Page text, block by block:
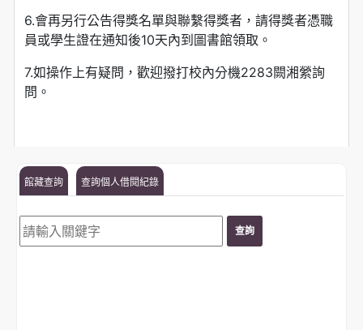
6.會再另行公告得獎名單與聯繫得獎者，請得獎者憑職
員或學生證在通知後10天內到圖書館領取。
7.如操作上有疑問，歡迎撥打校內分機2283闕湘縈詢
問。
館藏查詢 查詢個人借閱紀錄